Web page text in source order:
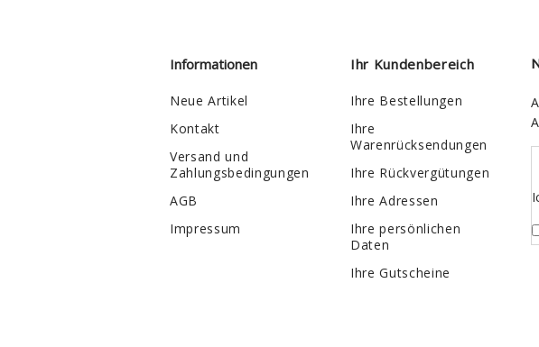
Informationen
Neue Artikel
Kontakt
Versand und
Zahlungsbedingungen
AGB
Impressum
Ihr Kundenbereich
Ihre Bestellungen
Ihre
Warenrücksendungen
Ihre Rückvergütungen
Ihre Adressen
Ihre persönlichen
Daten
Ihre Gutscheine